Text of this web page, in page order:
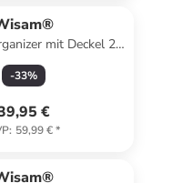
mit Deckel 2
-33%
€
: 59,99 €*